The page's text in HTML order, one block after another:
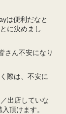
は便利だなと
に決めまし
さん不安になり
際は、不安に
出店していな
頂けます。